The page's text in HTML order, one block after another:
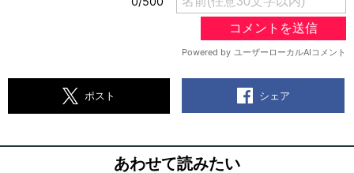
ポスト シェア
あわせて読みたい